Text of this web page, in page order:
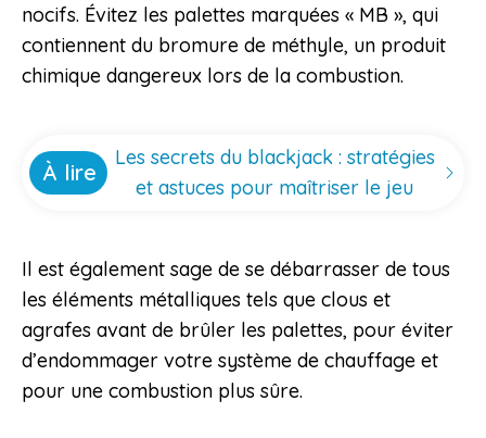
nocifs. Évitez les palettes marquées « MB », qui
contiennent du bromure de méthyle, un produit
chimique dangereux lors de la combustion.
À lire
Les secrets du blackjack : stratégies
et astuces pour maîtriser le jeu
Il est également sage de se débarrasser de tous
les éléments métalliques tels que clous et
agrafes avant de brûler les palettes, pour éviter
d’endommager votre système de chauffage et
pour une combustion plus sûre.